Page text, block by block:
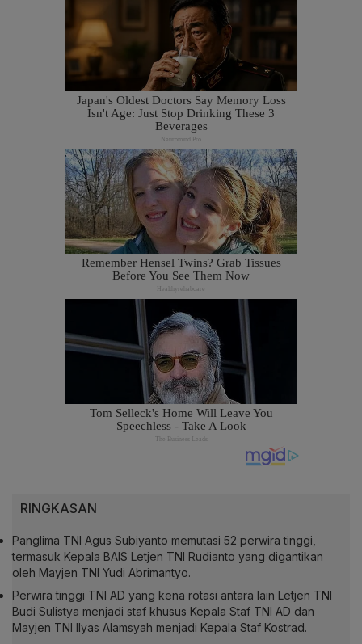
RINGKASAN
Panglima TNI Agus Subiyanto memutasi 52 perwira tinggi,
termasuk Kepala BAIS Letjen TNI Rudianto yang digantikan
oleh Mayjen TNI Yudi Abrimantyo.
Perwira tinggi TNI AD yang kena rotasi antara lain Letjen TNI
Budi Sulistya menjadi staf khusus Kepala Staf TNI AD dan
Mayjen TNI Ilyas Alamsyah menjadi Kepala Staf Kostrad.